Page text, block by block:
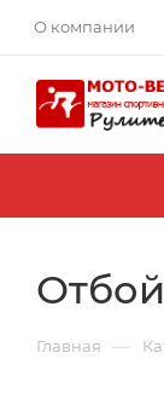
О компании
Главная —